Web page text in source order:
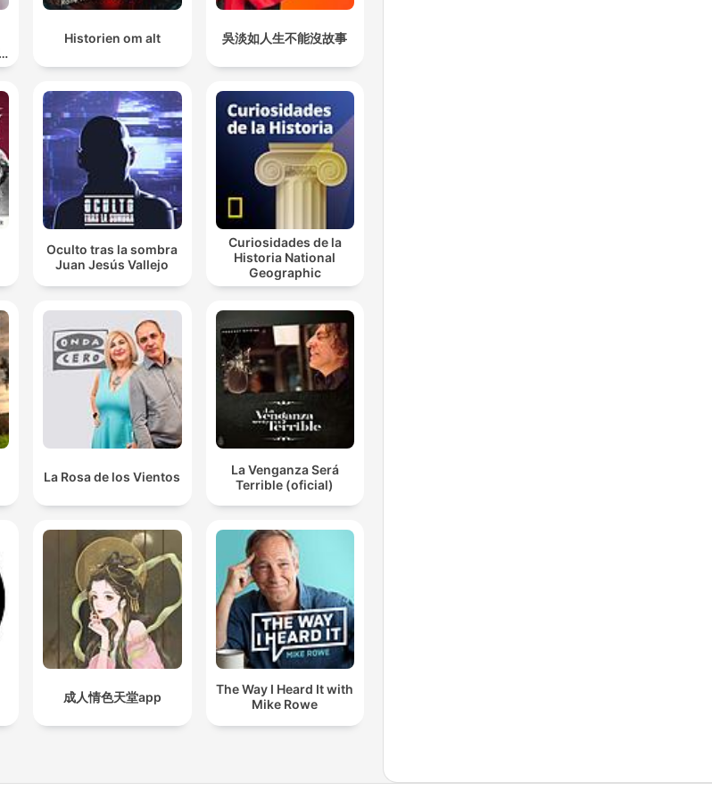
Historien om alt 吳淡如人生不能沒故事
Oculto tras la sombra
Juan Jesús Vallejo
Curiosidades de la
Historia National
Geographic
La Rosa de los Vientos
La Venganza Será
Terrible (oficial)
成人情色天堂app
The Way I Heard It with
Mike Rowe